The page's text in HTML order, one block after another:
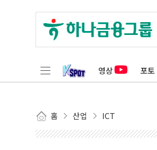
영상 포토
홈 산업 ICT